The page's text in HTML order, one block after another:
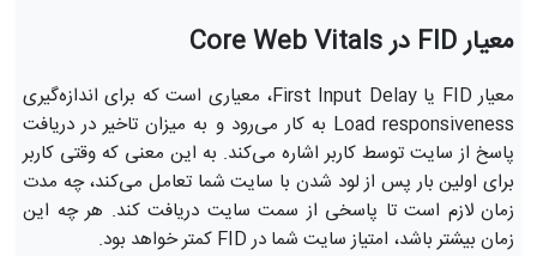
معیار FID در Core Web Vitals
معیار FID یا First Input Delay، معیاری است که برای اندازه‌گیری
Load responsiveness به کار می‌رود و به میزان تاخیر در دریافت
پاسخ از سایت توسط کاربر اشاره می‌کند. به این معنی که وقتی کاربر
برای اولین بار پس از لود شدن با سایت شما تعامل می‌کند، چه مدت
زمان لازم است تا پاسخی از سمت سایت دریافت کند. هر چه این
زمان بیشتر باشد، امتیاز سایت شما در FID کمتر خواهد بود.